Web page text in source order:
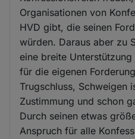
Organisationen von
HVD gibt, die seinen
würden. Daraus aber zu
eine breite
für die eigenen
Trugschluss, Schweigen
Zustimmung und schon
Durch seinen etwas
Anspruch für alle